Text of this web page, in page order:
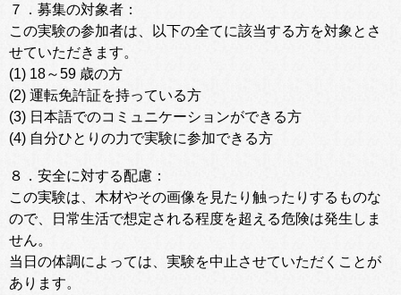
７．募集の対象者：
この実験の参加者は、以下の全てに該当する方を対象とさ
せていただきます。
(1) 18～59 歳の方
(2) 運転免許証を持っている方
(3) 日本語でのコミュニケーションができる方
(4) 自分ひとりの力で実験に参加できる方
８．安全に対する配慮：
この実験は、木材やその画像を見たり触ったりするものな
ので、日常生活で想定される程度を超える危険は発生しま
せん。
当日の体調によっては、実験を中止させていただくことが
あります。